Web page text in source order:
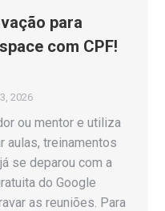
para
com CPF!
2026
ou mentor e utiliza
aulas, treinamentos
se deparou com a
do Google
as reuniões. Para